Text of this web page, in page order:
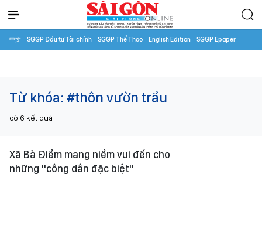
中文 SGGP Đầu tư Tài chính SGGP Thể Thao English Edition SGGP Epaper
Từ khóa: #thôn vườn trầu
có 6 kết quả
Xã Bà Điểm mang niềm vui đến cho
những "công dân đặc biệt"